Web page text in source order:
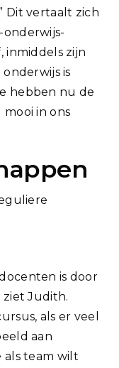
Dit vertaalt zich
onderwijs-
inmiddels zijn
is
hebben nu de
in ons
is door
ziet Judith.
als er veel
aan
als team wilt